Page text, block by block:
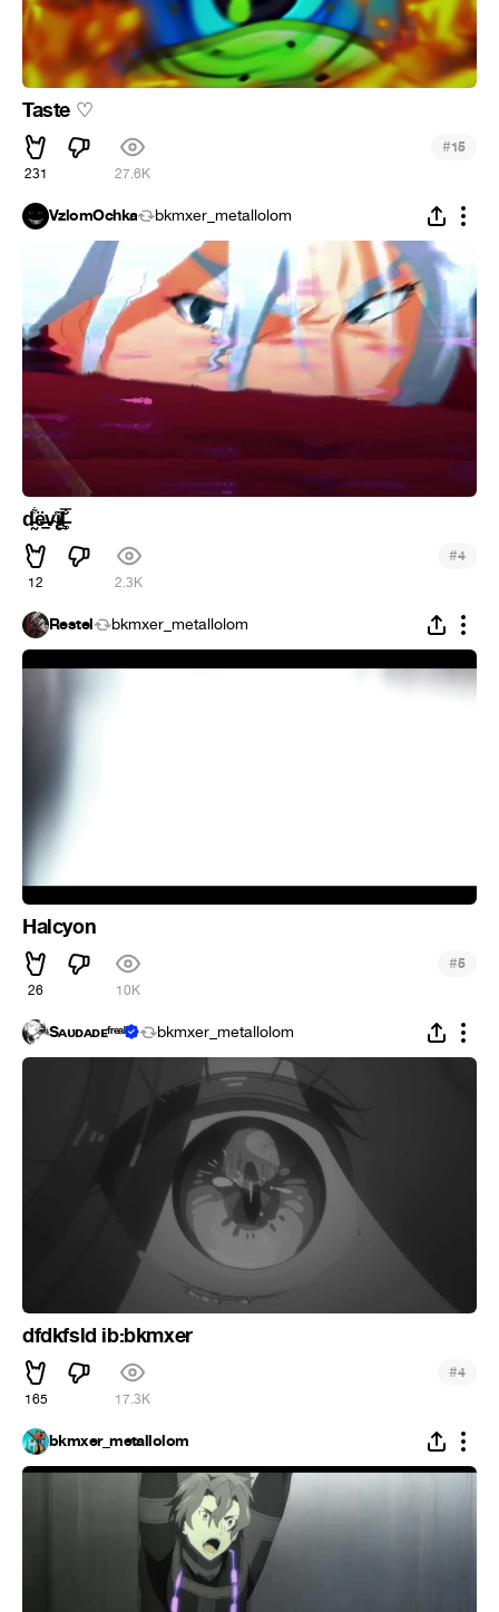
Taste ♡
231 27.6K
#15
VzlomOchka bkmxer_metallolom
d̵̰͋ë̶̠v̴̢͑i̸̙̍l̶̶̟͚̐̿
12 2.3K
#4
Restel bkmxer_metallolom
Halcyon
26 10K
#5
Sᴀᴜᴅᴀᴅᴇᶠʳᵉᵃᵏ bkmxer_metallolom
dfdkfsld ib:bkmxer
165 17.3K
#4
bkmxer_metallolom